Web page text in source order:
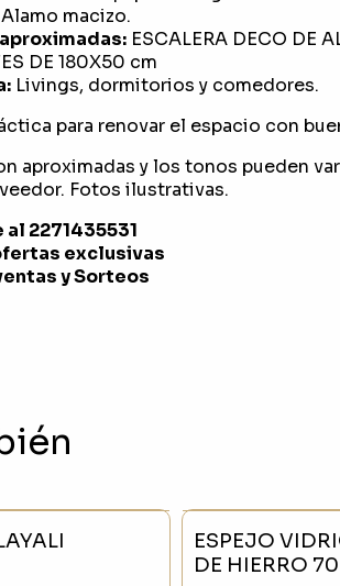
macizo.
ESCALERA DECO DE
DE 180X50 cm
Livings, dormitorios y comedores.
para renovar el espacio con
aproximadas y los tonos pueden
Fotos ilustrativas.
2271435531
exclusivas
y Sorteos
SIN STOCK
ESPEJO
DE HIERRO